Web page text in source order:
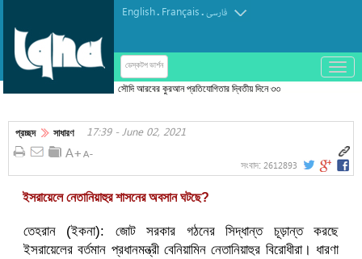
English. Français.فارسی
ডেস্কটপ ভার্শন
باز
و
کردن
সৌদি আরবের কুরআন প্রতিযোগিতার দ্বিতীয় দিনে ৩৩
প্রচ্ছদ সাধারণ 17:39 - June 02, 2021
সংবাদ: 2612893
ইসরায়েলে নেতানিয়াহুর শাসনের অবসান ঘটছে?
তেহরান (ইকনা): জোট সরকার গঠনের সিদ্ধান্ত চূড়ান্ত করছে
ইসরায়েলের বর্তমান প্রধানমন্ত্রী বেনিয়ামিন নেতানিয়াহুর বিরোধীরা। ধারণা